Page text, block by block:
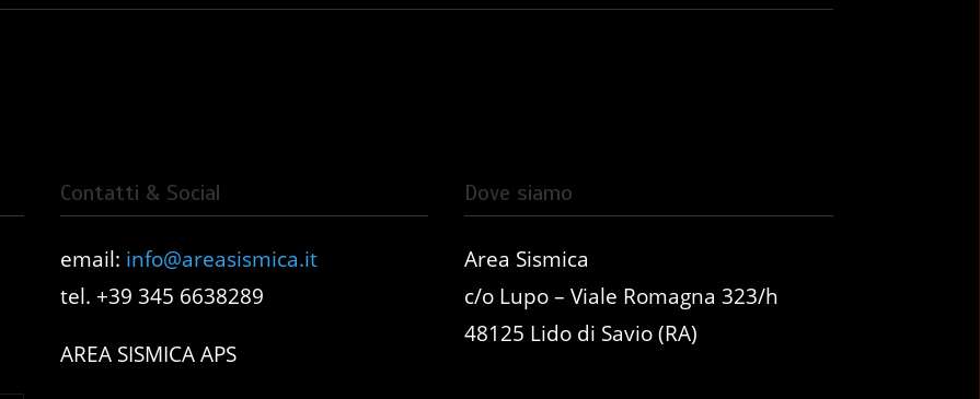
Contatti & Social
email: info@areasismica.it
tel. +39 345 6638289
AREA SISMICA APS
Dove siamo
Area Sismica
c/o Lupo – Viale Romagna 323/h
48125 Lido di Savio (RA)